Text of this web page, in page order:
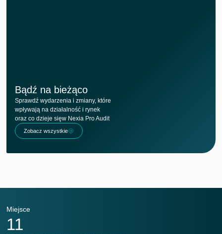
Bądź na bieżąco
Sprawdź wydarzenia i zmiany, które
wpływają na działalność i rynek
oraz co dzieje sięw Nexia Pro Audit
Zobacz wszystkie
Miejsce
11